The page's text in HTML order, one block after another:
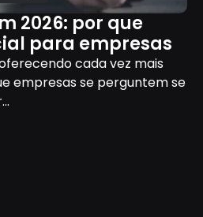
2026: por que
para empresas
cada vez mais
empresas se perguntem se